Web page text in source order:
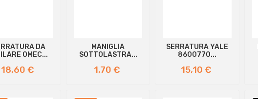
DA
OMEC...
Prezzo
18,60 €
MANIGLIA
SOTTOLASTRA...
Prezzo
1,70 €
SERRATURA YALE
8600770...
Prezzo
15,10 €